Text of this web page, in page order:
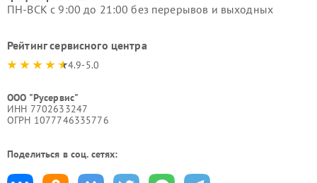
ПН-ВСК с 9:00 до 21:00 без перерывов и выходных
Рейтинг сервисного центра
4.9-5.0
ООО "Русервис"
ИНН 7702633247
ОГРН 1077746335776
Поделиться в соц. сетях: